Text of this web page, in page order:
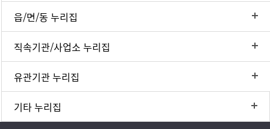
읍/면/동 누리집
직속기관/사업소 누리집
유관기관 누리집
기타 누리집